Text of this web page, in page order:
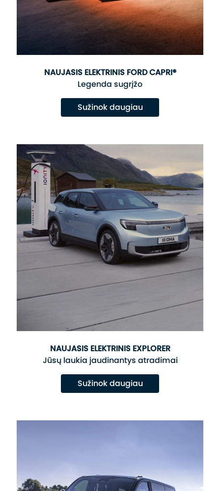
NAUJASIS ELEKTRINIS FORD CAPRI®
Legenda sugrįžo
Sužinok daugiau
NAUJASIS ELEKTRINIS EXPLORER
Jūsų laukia jaudinantys atradimai
Sužinok daugiau